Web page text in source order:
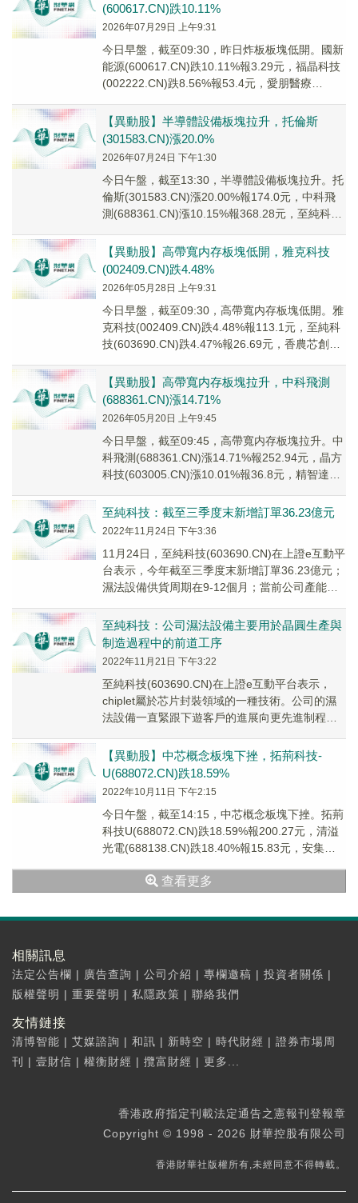
(600617.CN)跌10.11%
2026年07月29日 上午9:31
今日早盤，截至09:30，昨日炸板板塊低開。國新
能源(600617.CN)跌10.11%報3.29元，福晶科技
(002222.CN)跌8.56%報53.4元，愛朋醫療
【異動股】半導體設備板塊拉升，托倫斯
(301583.CN)漲20.0%
2026年07月24日 下午1:30
今日午盤，截至13:30，半導體設備板塊拉升。托
倫斯(301583.CN)漲20.00%報174.0元，中科飛
測(688361.CN)漲10.15%報368.28元，至純科技
【異動股】高帶寬内存板塊低開，雅克科技
(002409.CN)跌4.48%
2026年05月28日 上午9:31
今日早盤，截至09:30，高帶寬内存板塊低開。雅
克科技(002409.CN)跌4.48%報113.1元，至純科
技(603690.CN)跌4.47%報26.69元，香農芯創
【異動股】高帶寬内存板塊拉升，中科飛測
(688361.CN)漲14.71%
2026年05月20日 上午9:45
今日早盤，截至09:45，高帶寬内存板塊拉升。中
科飛測(688361.CN)漲14.71%報252.94元，晶方
科技(603005.CN)漲10.01%報36.8元，精智達
至純科技：截至三季度末新增訂單36.23億元
2022年11月24日 下午3:36
11月24日，至純科技(603690.CN)在上證e互動平
台表示，今年截至三季度末新增訂單36.23億元；
濕法設備供貨周期在9-12個月；當前公司產能已
至純科技：公司濕法設備主要用於晶圓生產與
制造過程中的前道工序
2022年11月21日 下午3:22
至純科技(603690.CN)在上證e互動平台表示，
chiplet屬於芯片封裝領域的一種技術。公司的濕
法設備一直緊跟下遊客戶的進展向更先進制程邁
【異動股】中芯概念板塊下挫，拓荊科技-
U(688072.CN)跌18.59%
2022年10月11日 下午2:15
今日午盤，截至14:15，中芯概念板塊下挫。拓荊
科技U(688072.CN)跌18.59%報200.27元，清溢
光電(688138.CN)跌18.40%報15.83元，安集科
查看更多
相關訊息
法定公告欄 | 廣告查詢 | 公司介紹 | 專欄邀稿 | 投資者關係 |
版權聲明 | 重要聲明 | 私隱政策 | 聯絡我們
友情鏈接
清博智能 | 艾媒諮詢 | 和訊 | 新時空 | 時代財經 | 證券市場周
刊
| 壹財信 | 權衡財經 | 攬富財經 | 更多...
香港政府指定刊載法定通告之憲報刊登報章
Copyright © 1998 - 2026 財華控股有限公司
香港財華社版權所有,未經同意不得轉載。